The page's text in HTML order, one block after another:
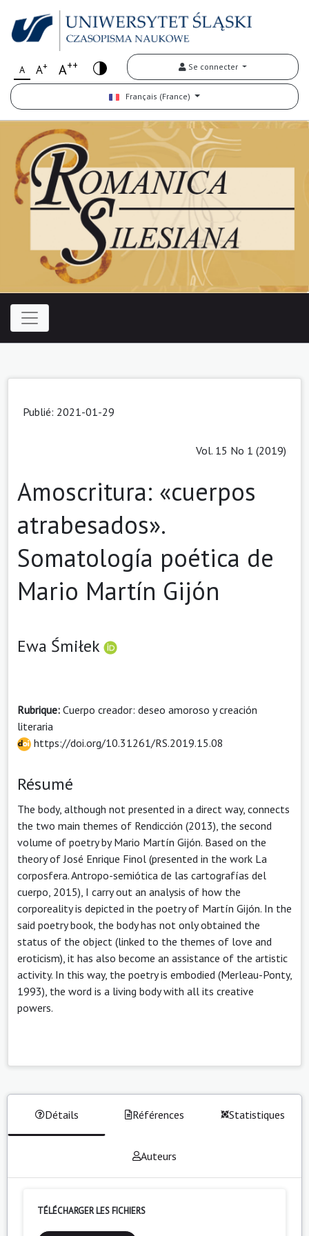
A A+ A++ Se connecter
Français (France)
Publié: 2021-01-29
Vol. 15 No 1 (2019)
Amoscritura: «cuerpos
atrabesados».
Somatología poética de
Mario Martín Gijón
Ewa Śmiłek
Rubrique: Cuerpo creador: deseo amoroso y creación
literaria
https://doi.org/10.31261/RS.2019.15.08
Résumé
The body, although not presented in a direct way, connects
the two main themes of Rendicción (2013), the second
volume of poetry by Mario Martín Gijón. Based on the
theory of José Enrique Finol (presented in the work La
corposfera. Antropo-semiótica de las cartografías del
cuerpo, 2015), I carry out an analysis of how the
corporeality is depicted in the poetry of Martín Gijón. In the
said poetry book, the body has not only obtained the
status of the object (linked to the themes of love and
eroticism), it has also become an assistance of the artistic
activity. In this way, the poetry is embodied (Merleau-Ponty,
1993), the word is a living body with all its creative
powers.
Détails Références Statistiques
Auteurs
TÉLÉCHARGER LES FICHIERS